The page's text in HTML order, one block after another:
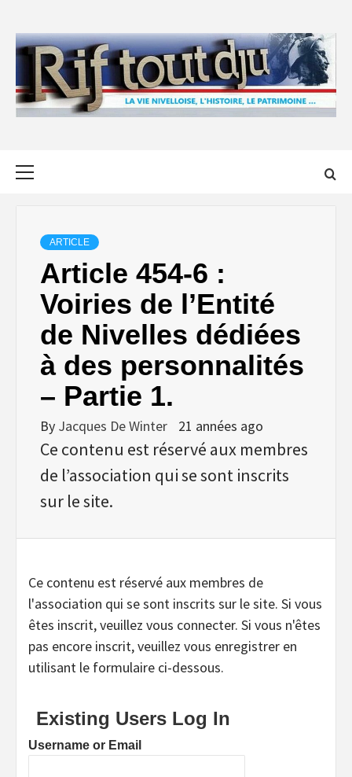
content
ARTICLE
Article 454-6 :
Voiries de l’Entité
de Nivelles dédiées
à des personnalités
– Partie 1.
By Jacques De Winter 21 années ago
Ce contenu est réservé aux membres
de l’association qui se sont inscrits
sur le site.
Ce contenu est réservé aux membres de
l'association qui se sont inscrits sur le site. Si vous
êtes inscrit, veuillez vous connecter. Si vous n'êtes
pas encore inscrit, veuillez vous enregistrer en
utilisant le formulaire ci-dessous.
Existing Users Log In
Username or Email